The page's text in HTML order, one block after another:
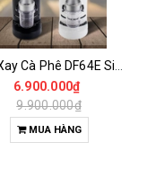
6.900.000₫
9.900.000₫
MUA HÀNG